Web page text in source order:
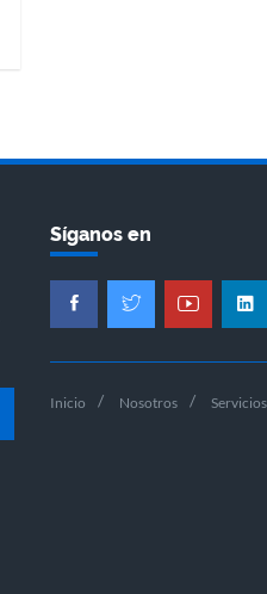
Síganos en
Inicio Nosotros Servicios